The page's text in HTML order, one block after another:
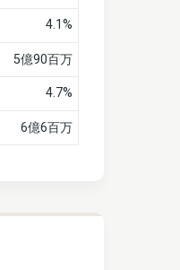
4.1%
5億90百万
4.7%
6億6百万